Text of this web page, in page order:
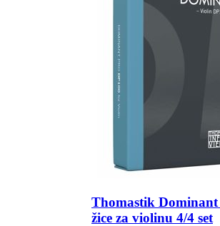
Thomastik Dominant
žice za violinu 4/4 set